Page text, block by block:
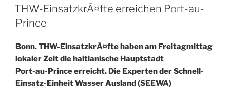
lÃ¤uft“
AM
THW-EinsatzkrÃ¤fte erreichen Port-au-
Prince
Bonn. THW-EinsatzkrÃ¤fte haben am Freitagmittag
lokaler Zeit die haitianische Hauptstadt
Port-au-Prince erreicht. Die Experten der Schnell-
Einsatz-Einheit Wasser Ausland (SEEWA)